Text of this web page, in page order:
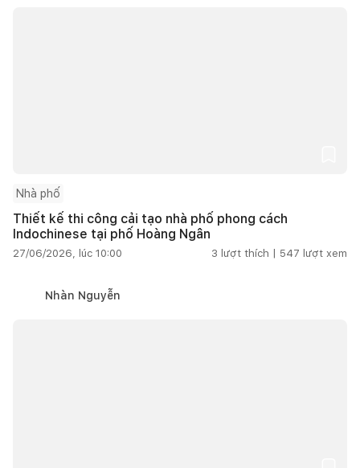
Nhà phố
Thiết kế thi công cải tạo nhà phố phong cách
Indochinese tại phố Hoàng Ngân
27/06/2026, lúc 10:00 3 lượt thích | 547 lượt xem
Nhàn Nguyễn